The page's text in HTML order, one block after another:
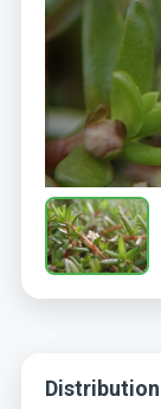
Distribution